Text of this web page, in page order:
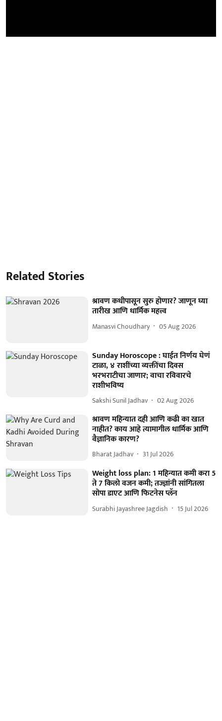
Related Stories
श्रावण कधीपासून सुरु होणार? जाणून घ्या
तारीख आणि धार्मिक महत्त्व
Manasvi Choudhary 05 Aug 2026
Sunday Horoscope : घाईत निर्णय घेणं
टाळा, ४ राशींच्या व्यक्तींचा दिवस
भरभराटीचा जाणार; वाचा रविवारचे
राशीभविष्य
Sakshi Sunil Jadhav 02 Aug 2026
श्रावण महिन्यात दही आणि कढी का खात
नाहीत? काय आहे त्यामागील धार्मिक आणि
वैज्ञानिक कारण?
Bharat Jadhav 31 Jul 2026
Weight loss plan: 1 महिन्यात कमी करा 5
ते 7 किलो वजन कमी; तज्ज्ञांनी सांगितला
सोपा डाएट आणि फिटनेस प्लॅन
Surabhi Jayashree Jagdish 15 Jul 2026